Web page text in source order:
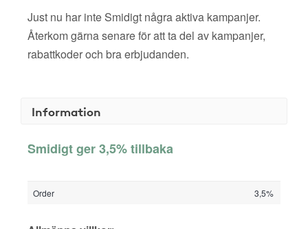
Just nu har inte Smidigt några aktiva kampanjer.
Återkom gärna senare för att ta del av kampanjer,
rabattkoder och bra erbjudanden.
Information
Smidigt ger 3,5% tillbaka
Order 3,5%